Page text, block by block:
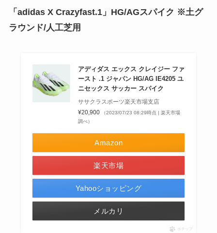
「adidas X Crazyfast.1」HG/AGスパイク ※土グ
ラウンド/人工芝用
アディダス エックス クレイジー ファ
ースト .1 ジャパン HG/AG IE4205 ユ
ニセックス サッカー スパイク
ササクラスポーツ楽天市場支店
¥20,900
（2023/07/23 08:29時点 | 楽天市場
調べ）
Amazon
楽天市場
Yahooショッピング
メルカリ
ポチップ